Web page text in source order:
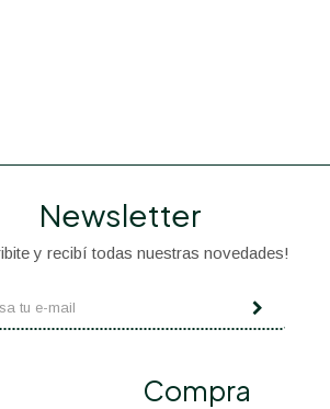
Compra
Newsletter
y recibí todas nuestras novedades!